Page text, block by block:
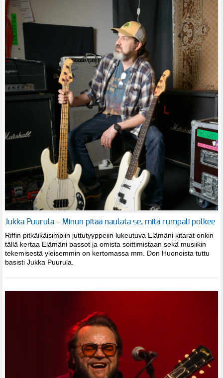
Jukka Puurula – Minun pitää naulata se, mitä rumpali polkee
Riffin pitkäikäisimpiin juttutyyppeiin lukeutuva Elämäni kitarat onkin
tällä kertaa Elämäni bassot ja omista soittimistaan sekä musiikin
tekemisestä yleisemmin on kertomassa mm. Don Huonoista tuttu
basisti Jukka Puurula.